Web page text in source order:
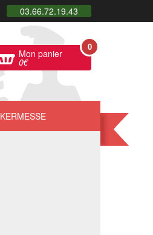
03.66.72.19.43
Mon panier
0€
0
KERMESSE